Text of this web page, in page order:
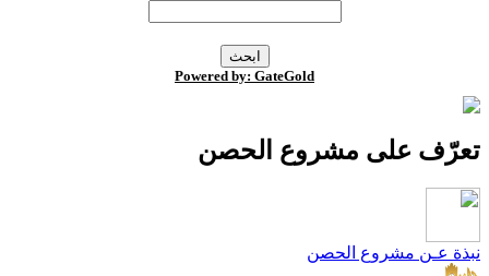
Powered by: GateGold
على مشروع الحصن
عـن مشروع الحصن